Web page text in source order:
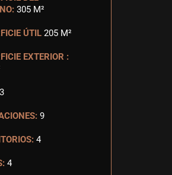
305 M²
ÚTIL 205 M²
EXTERIOR :
3
9
4
4